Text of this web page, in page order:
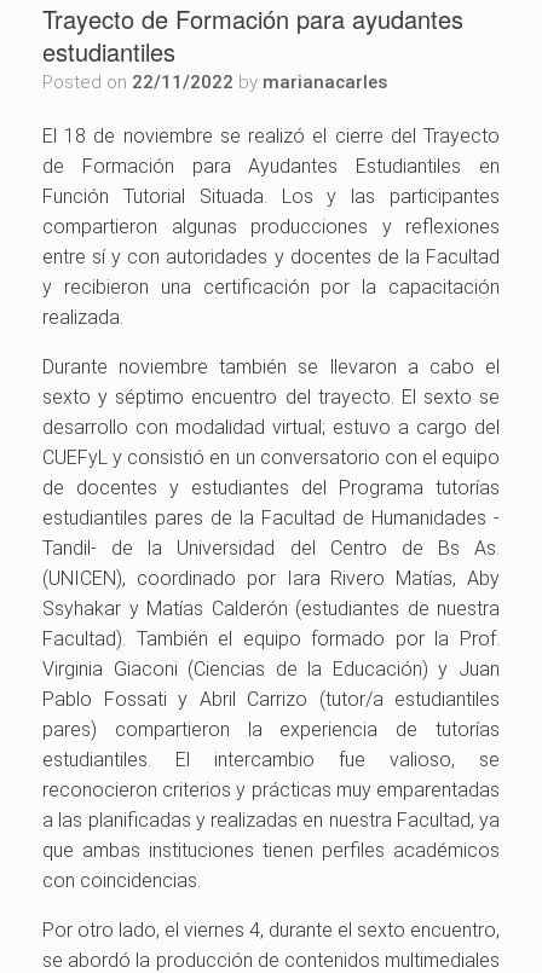
Trayecto de Formación para ayudantes
estudiantiles
Posted on 22/11/2022 by marianacarles
El 18 de noviembre se realizó el cierre del Trayecto
de Formación para Ayudantes Estudiantiles en
Función Tutorial Situada. Los y las participantes
compartieron algunas producciones y reflexiones
entre sí y con autoridades y docentes de la Facultad
y recibieron una certificación por la capacitación
realizada.
Durante noviembre también se llevaron a cabo el
sexto y séptimo encuentro del trayecto. El sexto se
desarrollo con modalidad virtual; estuvo a cargo del
CUEFyL y consistió en un conversatorio con el equipo
de docentes y estudiantes del Programa tutorías
estudiantiles pares de la Facultad de Humanidades -
Tandil- de la Universidad del Centro de Bs As.
(UNICEN), coordinado por Iara Rivero Matías, Aby
Ssyhakar y Matías Calderón (estudiantes de nuestra
Facultad). También el equipo formado por la Prof.
Virginia Giaconi (Ciencias de la Educación) y Juan
Pablo Fossati y Abril Carrizo (tutor/a estudiantiles
pares) compartieron la experiencia de tutorías
estudiantiles. El intercambio fue valioso, se
reconocieron criterios y prácticas muy emparentadas
a las planificadas y realizadas en nuestra Facultad, ya
que ambas instituciones tienen perfiles académicos
con coincidencias.
Por otro lado, el viernes 4, durante el sexto encuentro,
se abordó la producción de contenidos multimediales